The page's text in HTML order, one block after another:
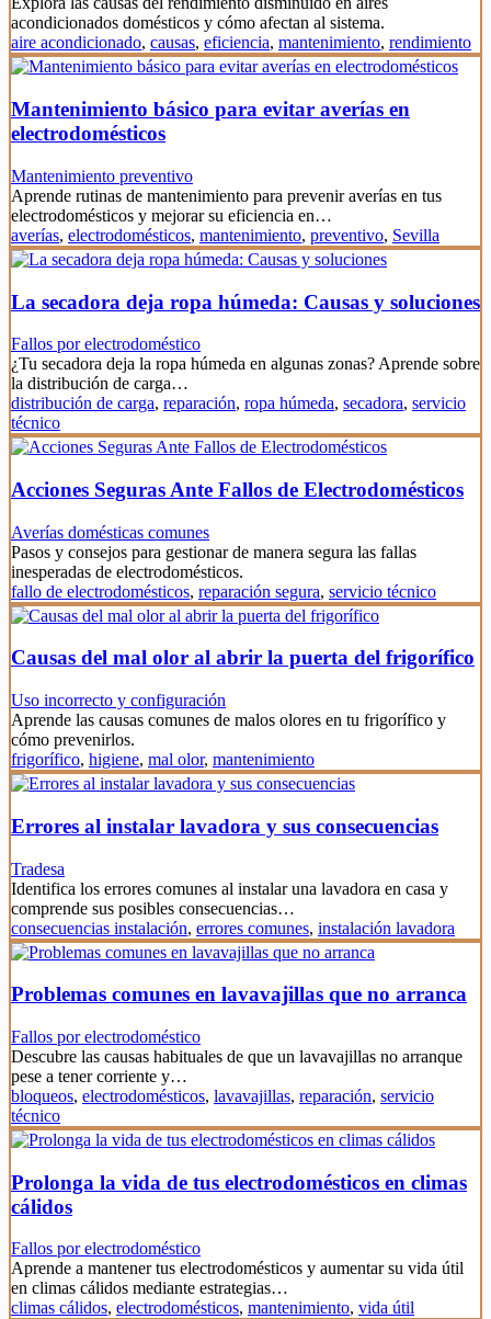
acondicionados domésticos y cómo afectan al sistema.
aire acondicionado, causas, eficiencia, mantenimiento, rendimiento
Mantenimiento básico para evitar averías en
electrodomésticos
Mantenimiento preventivo
Aprende rutinas de mantenimiento para prevenir averías en tus
electrodomésticos y mejorar su eficiencia en…
averías, electrodomésticos, mantenimiento, preventivo, Sevilla
La secadora deja ropa húmeda: Causas y soluciones
Fallos por electrodoméstico
¿Tu secadora deja la ropa húmeda en algunas zonas? Aprende sobre
la distribución de carga…
distribución de carga, reparación, ropa húmeda, secadora, servicio
técnico
Acciones Seguras Ante Fallos de Electrodomésticos
Averías domésticas comunes
Pasos y consejos para gestionar de manera segura las fallas
inesperadas de electrodomésticos.
fallo de electrodomésticos, reparación segura, servicio técnico
Causas del mal olor al abrir la puerta del frigorífico
Uso incorrecto y configuración
Aprende las causas comunes de malos olores en tu frigorífico y
cómo prevenirlos.
frigorífico, higiene, mal olor, mantenimiento
Errores al instalar lavadora y sus consecuencias
Tradesa
Identifica los errores comunes al instalar una lavadora en casa y
comprende sus posibles consecuencias…
consecuencias instalación, errores comunes, instalación lavadora
Problemas comunes en lavavajillas que no arranca
Fallos por electrodoméstico
Descubre las causas habituales de que un lavavajillas no arranque
pese a tener corriente y…
bloqueos, electrodomésticos, lavavajillas, reparación, servicio
técnico
Prolonga la vida de tus electrodomésticos en climas
cálidos
Fallos por electrodoméstico
Aprende a mantener tus electrodomésticos y aumentar su vida útil
en climas cálidos mediante estrategias…
climas cálidos, electrodomésticos, mantenimiento, vida útil